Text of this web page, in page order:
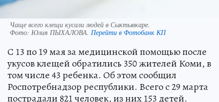
Чаще всего клещи кусали людей в Сыктывкаре.
Фото: Юлия ПЫХАЛОВА. Перейти в Фотобанк КП
С 13 по 19 мая за медицинской помощью после
укусов клещей обратились 350 жителей Коми, в
том числе 43 ребенка. Об этом сообщил
Роспотребнадзор республики. Всего с 29 марта
пострадали 821 человек, из них 153 детей.